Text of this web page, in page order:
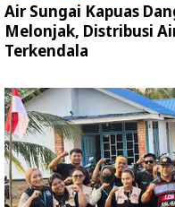
Air Sungai Kapuas
Melonjak, Distribusi
Terkendala